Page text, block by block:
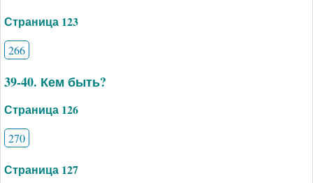
Страница 123
266
39-40. Кем быть?
Страница 126
270
Страница 127